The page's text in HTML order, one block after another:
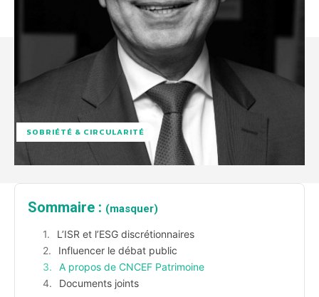
SOBRIÉTÉ & CIRCULARITÉ
Sommaire : (masquer)
L’ISR et l’ESG discrétionnaires
Influencer le débat public
A propos de CNCEF Patrimoine
Documents joints